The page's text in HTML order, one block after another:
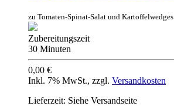
zu Tomaten-Spinat-Salat und Kartoffelwedges
Zubereitungszeit
30 Minuten
0,00 €
Inkl. 7% MwSt., zzgl. Versandkosten
Lieferzeit: Siehe Versandseite